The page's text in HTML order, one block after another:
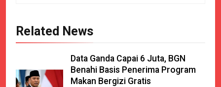
Related News
Data Ganda Capai 6 Juta, BGN
Benahi Basis Penerima Program
Makan Bergizi Gratis